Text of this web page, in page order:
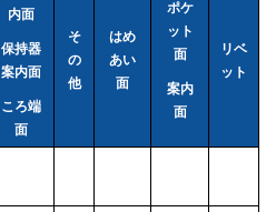
内面
保持器
案内面
ころ端
面
そ
の
他
はめ
あい
面
ポケ
ット
面
案内
面
リベ
ット